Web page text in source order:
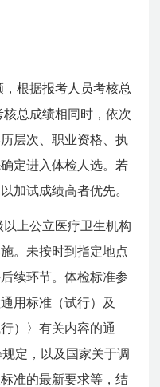
根据报考人员考核总
总成绩相同时，依次
层次、职业资格、执
定进入体检人选。若
加试成绩高者优先。
上公立医疗卫生机构
。未按时到指定地点
续环节。体检标准参
用标准（试行）及
）〉有关内容的通
定，以及国家关于调
准的最新要求等，结